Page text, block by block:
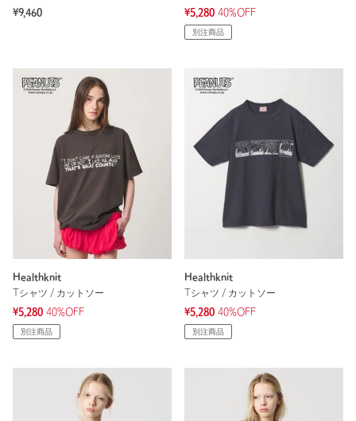
¥9,460
¥5,280 40%OFF
別注商品
Healthknit
Tシャツ / カットソー
¥5,280 40%OFF
別注商品
Healthknit
Tシャツ / カットソー
¥5,280 40%OFF
別注商品